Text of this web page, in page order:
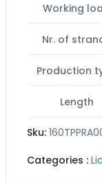
Working
Nr. of
Production
Length
Sku:
Categories :